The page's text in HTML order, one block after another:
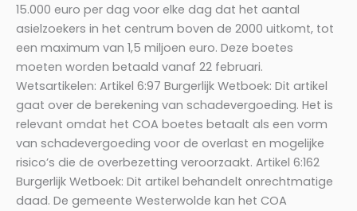
15.000 euro per dag voor elke dag dat het aantal
asielzoekers in het centrum boven de 2000 uitkomt, tot
een maximum van 1,5 miljoen euro. Deze boetes
moeten worden betaald vanaf 22 februari.
Wetsartikelen: Artikel 6:97 Burgerlijk Wetboek: Dit artikel
gaat over de berekening van schadevergoeding. Het is
relevant omdat het COA boetes betaalt als een vorm
van schadevergoeding voor de overlast en mogelijke
risico’s die de overbezetting veroorzaakt. Artikel 6:162
Burgerlijk Wetboek: Dit artikel behandelt onrechtmatige
daad. De gemeente Westerwolde kan het COA